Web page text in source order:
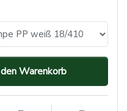
Warenkorb